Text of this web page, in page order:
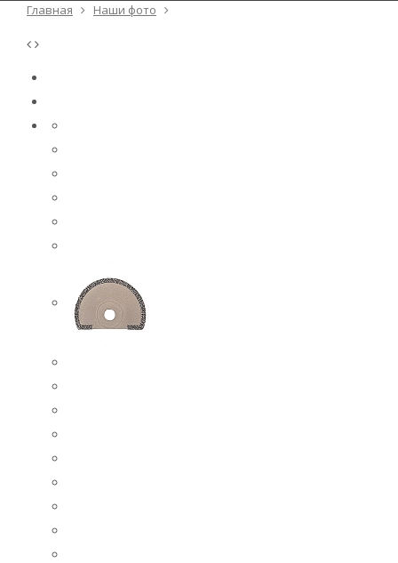
Главная Наши фото